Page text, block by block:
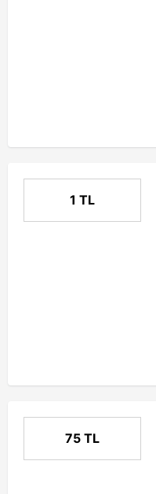
1 TL
75 TL